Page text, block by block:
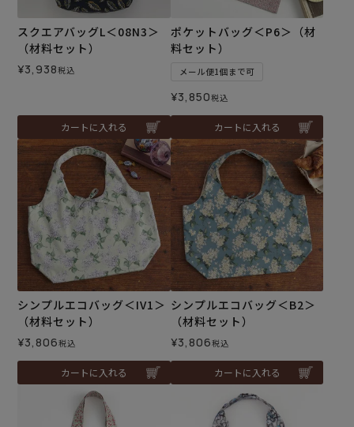
スクエアバッグL＜08N3＞
（材料セット）
¥3,938税込
カートに入れる
ポケットバッグ＜P6＞（材
料セット）
メール便1個まで可
¥3,850税込
カートに入れる
シンプルエコバッグ＜IV1＞
（材料セット）
¥3,806税込
カートに入れる
シンプルエコバッグ＜B2＞
（材料セット）
¥3,806税込
カートに入れる